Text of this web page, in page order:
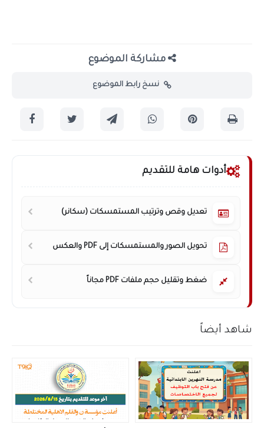
مشاركة الموضوع
نسخ رابط الموضوع
أدوات هامة للتقديم
تعديل وقص وترتيب المستمسكات (سكانر)
تحويل الصور والمستمسكات إلى PDF والعكس
ضغط وتقليل حجم ملفات PDF مجاناً
شاهد أيضاً